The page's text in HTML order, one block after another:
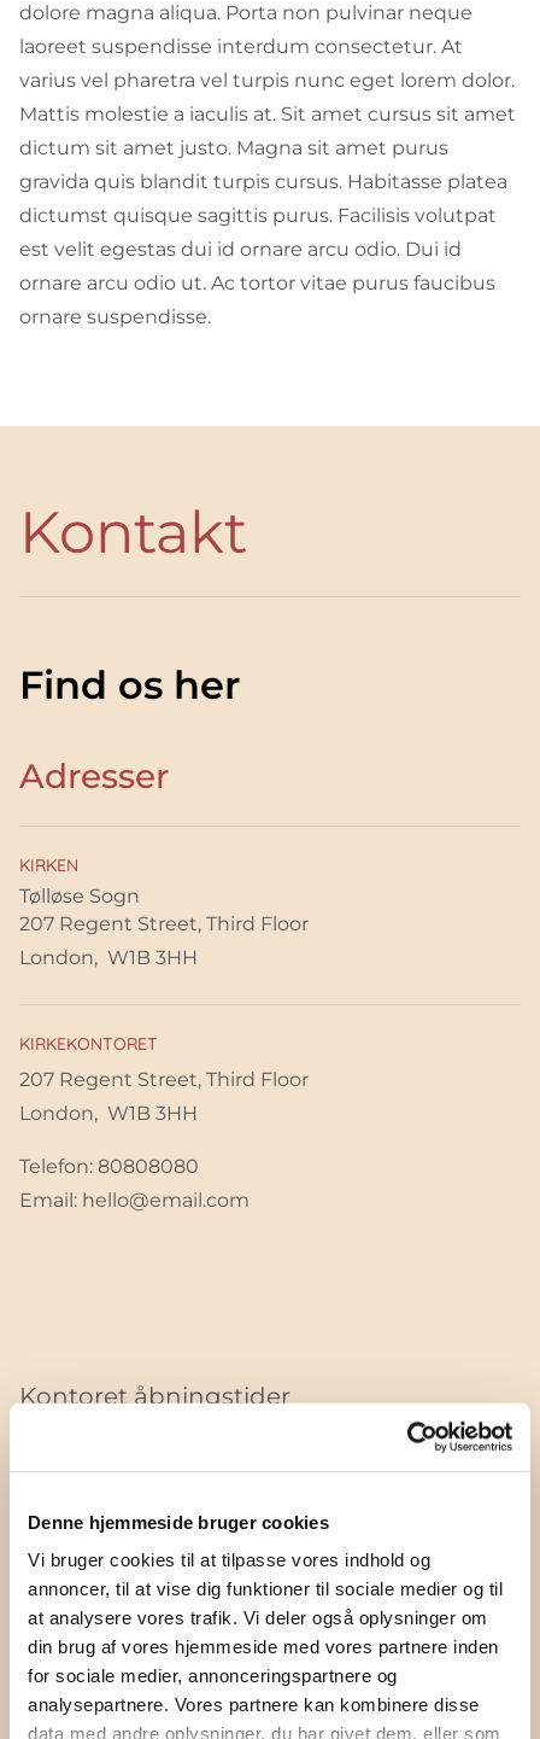
Denne hjemmeside bruger cookies
Vi bruger cookies til at tilpasse vores indhold og
annoncer, til at vise dig funktioner til sociale medier og til
at analysere vores trafik. Vi deler også oplysninger om
din brug af vores hjemmeside med vores partnere inden
for sociale medier, annonceringspartnere og
analysepartnere. Vores partnere kan kombinere disse
data med andre oplysninger, du har givet dem, eller som
dolore magna aliqua. Porta non pulvinar neque
laoreet suspendisse interdum consectetur. At
varius vel pharetra vel turpis nunc eget lorem dolor.
Mattis molestie a iaculis at. Sit amet cursus sit amet
dictum sit amet justo. Magna sit amet purus
gravida quis blandit turpis cursus. Habitasse platea
dictumst quisque sagittis purus. Facilisis volutpat
est velit egestas dui id ornare arcu odio. Dui id
ornare arcu odio ut. Ac tortor vitae purus faucibus
ornare suspendisse.
Kontakt
Find os her
Adresser
KIRKEN
Tølløse Sogn
207 Regent Street, Third Floor
London, W1B 3HH
KIRKEKONTORET
207 Regent Street, Third Floor
London, W1B 3HH
Telefon: 80808080
Email: hello@email.com
Kontoret åbningstider
Tirsdag 10:00 - 14:00
Onsdag Lukket
Torsdag 18:00 - 18:00